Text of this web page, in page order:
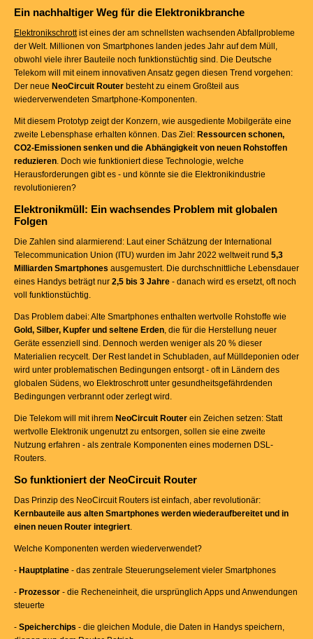
Ein nachhaltiger Weg für die Elektronikbranche
Elektronikschrottist eines der am schnellsten wachsenden Abfallprobleme
der Welt. Millionen von Smartphones landen jedes Jahr auf dem Müll,
obwohl viele ihrer Bauteile noch funktionstüchtig sind. Die Deutsche
Telekom will mit einem innovativen Ansatz gegen diesen Trend vorgehen:
Der neue NeoCircuit Router besteht zu einem Großteil aus
wiederverwendeten Smartphone-Komponenten.
Mit diesem Prototyp zeigt der Konzern, wie ausgediente Mobilgeräte eine
zweite Lebensphase erhalten können. Das Ziel: Ressourcen schonen,
CO2-Emissionen senken und die Abhängigkeit von neuen Rohstoffen
reduzieren. Doch wie funktioniert diese Technologie, welche
Herausforderungen gibt es - und könnte sie die Elektronikindustrie
revolutionieren?
Elektronikmüll: Ein wachsendes Problem mit globalen
Folgen
Die Zahlen sind alarmierend: Laut einer Schätzung der International
Telecommunication Union (ITU) wurden im Jahr 2022 weltweit rund 5,3
Milliarden Smartphones ausgemustert. Die durchschnittliche Lebensdauer
eines Handys beträgt nur 2,5 bis 3 Jahre - danach wird es ersetzt, oft noch
voll funktionstüchtig.
Das Problem dabei: Alte Smartphones enthalten wertvolle Rohstoffe wie
Gold, Silber, Kupfer und seltene Erden, die für die Herstellung neuer
Geräte essenziell sind. Dennoch werden weniger als 20 % dieser
Materialien recycelt. Der Rest landet in Schubladen, auf Mülldeponien oder
wird unter problematischen Bedingungen entsorgt - oft in Ländern des
globalen Südens, wo Elektroschrott unter gesundheitsgefährdenden
Bedingungen verbrannt oder zerlegt wird.
Die Telekom will mit ihrem NeoCircuit Router ein Zeichen setzen: Statt
wertvolle Elektronik ungenutzt zu entsorgen, sollen sie eine zweite
Nutzung erfahren - als zentrale Komponenten eines modernen DSL-
Routers.
So funktioniert der NeoCircuit Router
Das Prinzip des NeoCircuit Routers ist einfach, aber revolutionär:
Kernbauteile aus alten Smartphones werden wiederaufbereitet und in
einen neuen Router integriert.
Welche Komponenten werden wiederverwendet?
- Hauptplatine - das zentrale Steuerungselement vieler Smartphones
- Prozessor - die Recheneinheit, die ursprünglich Apps und Anwendungen
steuerte
- Speicherchips - die gleichen Module, die Daten in Handys speichern,